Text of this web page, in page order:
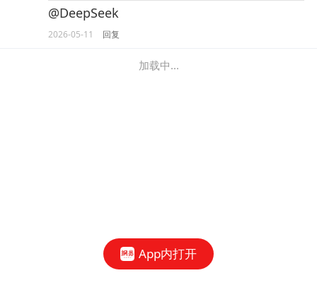
@DeepSeek
2026-05-11 回复
加载中...
App内打开